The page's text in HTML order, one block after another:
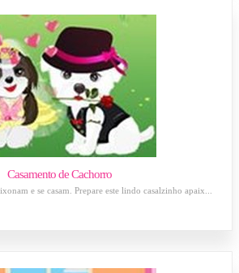
Casamento de Cachorro
e se casam. Prepare este lindo casalzinho apaix...